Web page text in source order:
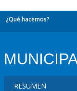
¿Qué hacemos?